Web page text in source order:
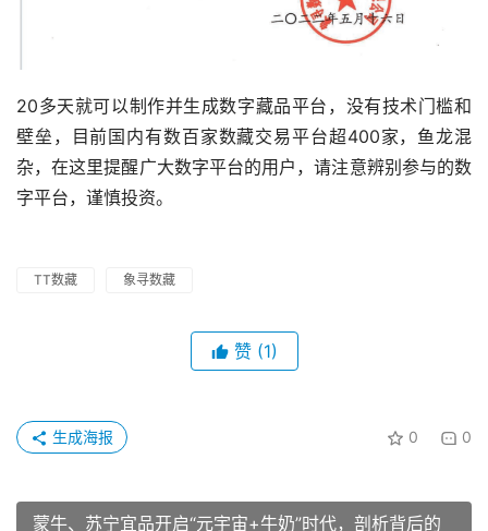
20多天就可以制作并生成数字藏品平台，没有技术门槛和
壁垒，目前国内有数百家数藏交易平台超400家，鱼龙混
杂，在这里提醒广大数字平台的用户，请注意辨别参与的数
字平台，谨慎投资。
TT数藏 象寻数藏
赞 (1)
0 0
生成海报
蒙牛、苏宁宜品开启“元宇宙+牛奶”时代，剖析背后的